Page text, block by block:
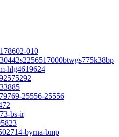
010
hlg4619624
25556-25556
bs-ir
byrna-bmp